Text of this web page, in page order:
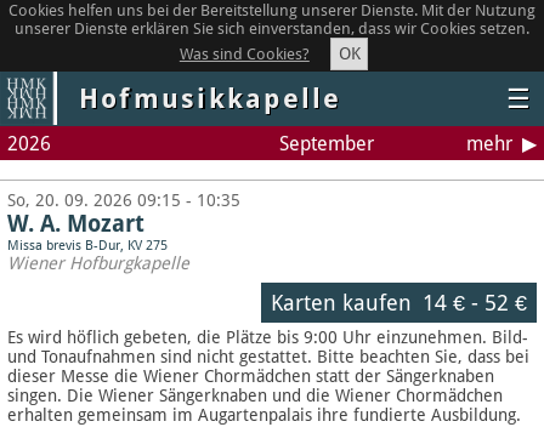
Cookies helfen uns bei der Bereitstellung unserer Dienste. Mit der Nutzung
unserer Dienste erklären Sie sich einverstanden, dass wir Cookies setzen.
Was sind Cookies?
OK
Hofmusikkapelle ☰
2026 September mehr
So, 20. 09. 2026 09:15 - 10:35
W. A. Mozart
Missa brevis B-Dur, KV 275
Wiener Hofburgkapelle
Karten kaufen 14 €- 52 €
Es wird höflich gebeten, die Plätze bis 9:00 Uhr einzunehmen. Bild-
und Tonaufnahmen sind nicht gestattet. Bitte beachten Sie, dass bei
dieser Messe die Wiener Chormädchen statt der Sängerknaben
singen. Die Wiener Sängerknaben und die Wiener Chormädchen
erhalten gemeinsam im Augartenpalais ihre fundierte Ausbildung.